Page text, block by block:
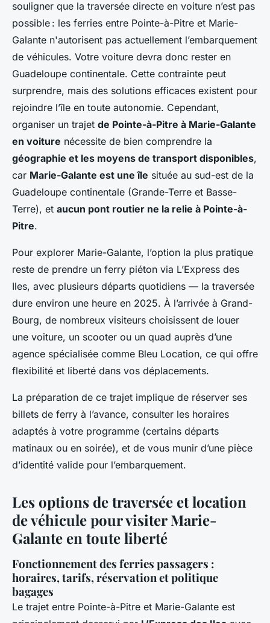
souligner que la traversée directe en voiture n’est pas
possible : les ferries entre Pointe-à-Pitre et Marie-
Galante n'autorisent pas actuellement l’embarquement
de véhicules. Votre voiture devra donc rester en
Guadeloupe continentale. Cette contrainte peut
surprendre, mais des solutions efficaces existent pour
rejoindre l’île en toute autonomie. Cependant,
organiser un trajet de Pointe-à-Pitre à Marie-Galante
en voiture nécessite de bien comprendre la
géographie et les moyens de transport disponibles,
car Marie-Galante est une île située au sud-est de la
Guadeloupe continentale (Grande-Terre et Basse-
Terre), et aucun pont routier ne la relie à Pointe-à-
Pitre.
Pour explorer Marie-Galante, l’option la plus pratique
reste de prendre un ferry piéton via L’Express des
Iles, avec plusieurs départs quotidiens — la traversée
dure environ une heure en 2025. À l’arrivée à Grand-
Bourg, de nombreux visiteurs choisissent de louer
une voiture, un scooter ou un quad auprès d’une
agence spécialisée comme Bleu Location, ce qui offre
flexibilité et liberté dans vos déplacements.
La préparation de ce trajet implique de réserver ses
billets de ferry à l’avance, consulter les horaires
adaptés à votre programme (certains départs
matinaux ou en soirée), et de vous munir d’une pièce
d’identité valide pour l’embarquement.
Les options de traversée et location
de véhicule pour visiter Marie-
Galante en toute liberté
Fonctionnement des ferries passagers :
horaires, tarifs, réservation et politique
bagages
Le trajet entre Pointe-à-Pitre et Marie-Galante est